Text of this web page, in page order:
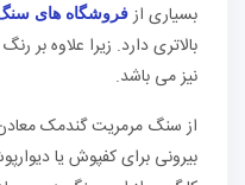
بسیاری از فروشگاه های
بالاتری دارد. زیرا علاوه بر
نیز می باشد.
از سنگ مرمریت گندمک
بیرونی برای کفپوش یا